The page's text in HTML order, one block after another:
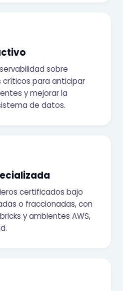
sobre
críticos para anticipar
y mejorar la
de datos.
certificados bajo
o fraccionadas, con
y ambientes AWS,